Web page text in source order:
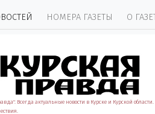
НОМЕРА ГАЗЕТЫ О
Всегда актуальные новости в Курске и Курской области.